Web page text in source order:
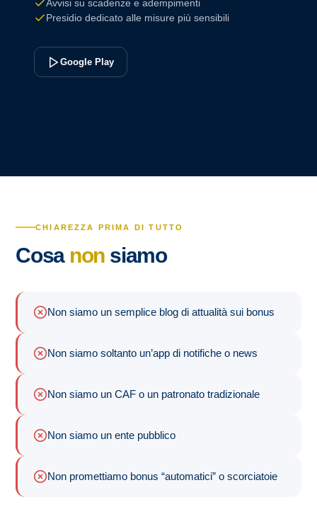
Avvisi su scadenze e adempimenti
Presidio dedicato alle misure più sensibili
Google Play
CHIAREZZA PRIMA DI TUTTO
Cosa non siamo
Non siamo un semplice blog di attualità sui bonus
Non siamo soltanto un’app di notifiche o news
Non siamo un CAF o un patronato tradizionale
Non siamo un ente pubblico
Non promettiamo bonus “automatici” o scorciatoie